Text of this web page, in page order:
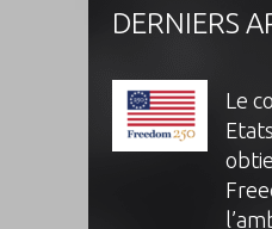
DERNIERS
Le